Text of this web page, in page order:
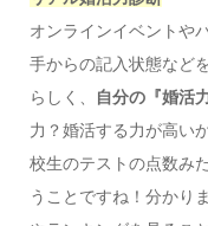
オンラインイベントや
手からの記入状態など
らしく、
自分の『婚活
力？婚活する力が高い
校生のテストの点数み
うことですね！分かり